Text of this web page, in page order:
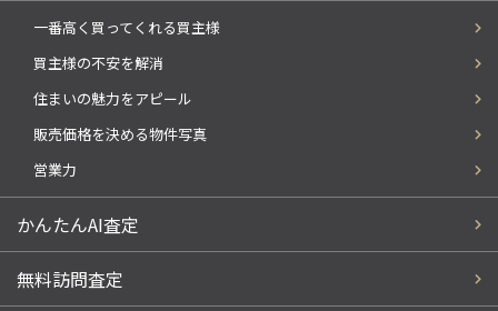
一番高く買ってくれる買主様
買主様の不安を解消
住まいの魅力をアピール
販売価格を決める物件写真
営業力
かんたんAI査定
無料訪問査定